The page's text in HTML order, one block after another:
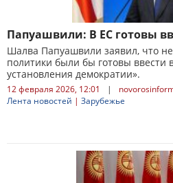
Папуашвили: В ЕС готовы
Шалва Папуашвили заявил, что
политики были бы готовы ввести
установления демократии».
12 февраля 2026, 12:01 |
Лента новостей | Зарубежье